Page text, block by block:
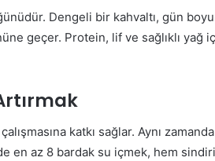
Dengeli bir kahvaltı, gün
geçer. Protein, lif ve sağlıklı yağ
katkı sağlar. Aynı
en az 8 bardak su içmek, hem